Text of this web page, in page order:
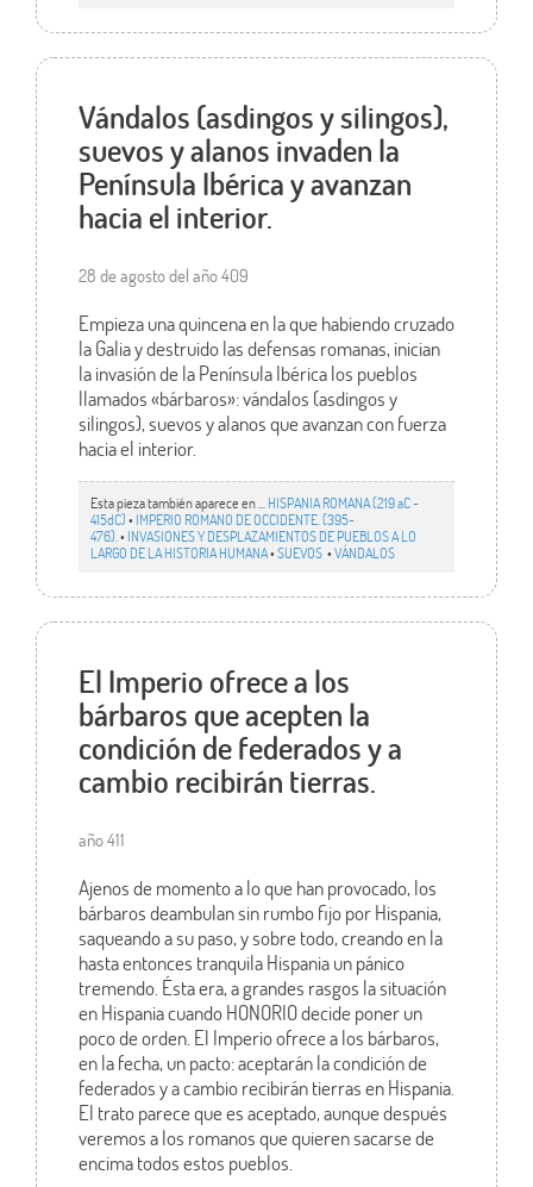
Vándalos (asdingos y silingos),
suevos y alanos invaden la
Península Ibérica y avanzan
hacia el interior.
28 de agosto del año 409
Empieza una quincena en la que habiendo cruzado
la Galia y destruido las defensas romanas, inician
la invasión de la Península Ibérica los pueblos
llamados «bárbaros»: vándalos (asdingos y
silingos), suevos y alanos que avanzan con fuerza
hacia el interior.
Esta pieza también aparece en ... HISPANIA ROMANA (219 aC -
415dC)• IMPERIO ROMANO DE OCCIDENTE. (395-
476). • INVASIONES Y DESPLAZAMIENTOS DE PUEBLOS A LO
LARGO DE LA HISTORIA HUMANA•SUEVOS •VÁNDALOS
El Imperio ofrece a los
bárbaros que acepten la
condición de federados y a
cambio recibirán tierras.
año 411
Ajenos de momento a lo que han provocado, los
bárbaros deambulan sin rumbo fijo por Hispania,
saqueando a su paso, y sobre todo, creando en la
hasta entonces tranquila Hispania un pánico
tremendo. Ésta era, a grandes rasgos la situación
en Hispania cuando HONORIO decide poner un
poco de orden. El Imperio ofrece a los bárbaros,
en la fecha, un pacto: aceptarán la condición de
federados y a cambio recibirán tierras en Hispania.
El trato parece que es aceptado, aunque después
veremos a los romanos que quieren sacarse de
encima todos estos pueblos.